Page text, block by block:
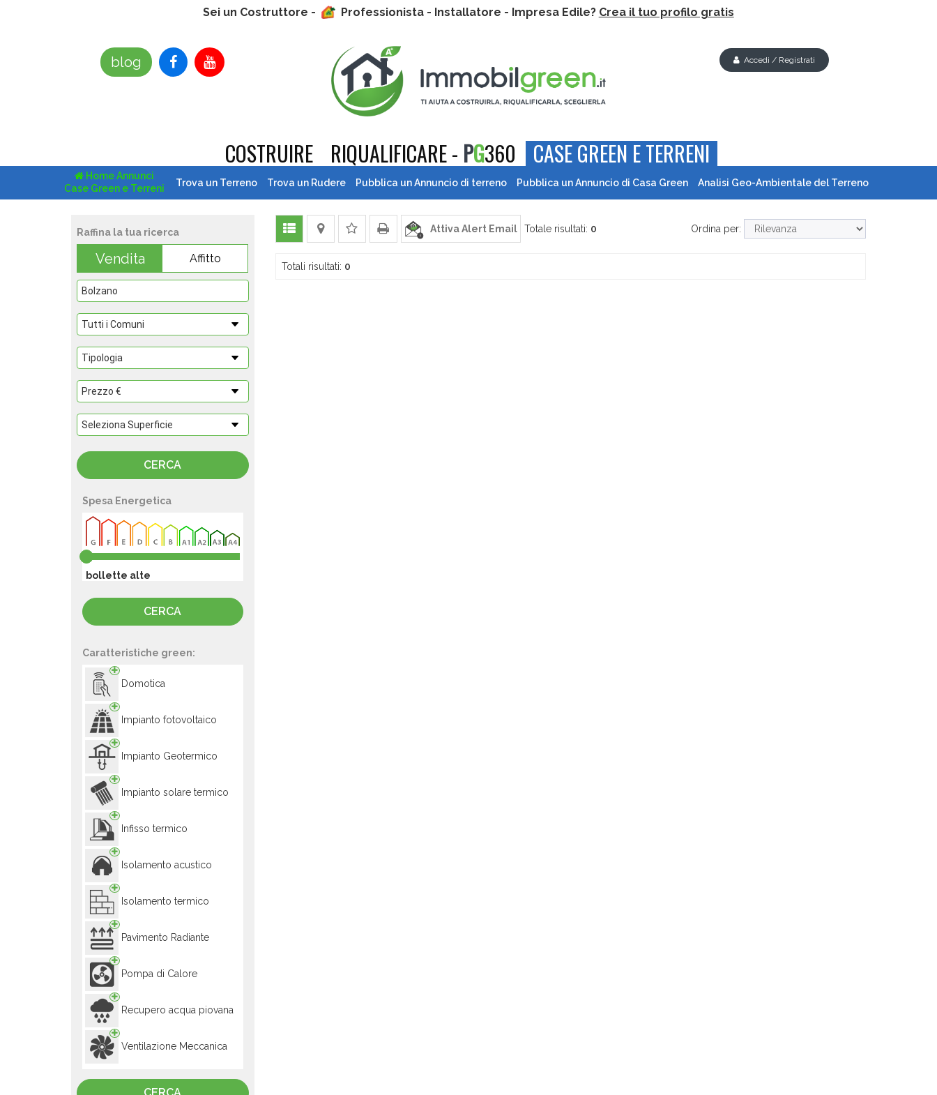
Sei un Costruttore - Professionista - Installatore - Impresa Edile? Crea il tuo profilo gratis
blog Accedi / Registrati
COSTRUIRE RIQUALIFICARE - PG360 CASE GREEN E TERRENI
Home Annunci
Case Green e Terreni
Trova un Terreno Trova un Rudere Pubblica un Annuncio di terreno Pubblica un Annuncio di Casa Green Analisi Geo-Ambientale del Terreno
Raffina la tua ricerca
Vendita Affitto
Spesa Energetica
bollette alte
Caratteristiche green:
Domotica
Impianto fotovoltaico
Impianto Geotermico
Impianto solare termico
Infisso termico
Isolamento acustico
Isolamento termico
Pavimento Radiante
Pompa di Calore
Recupero acqua piovana
Ventilazione Meccanica
Attiva Alert Email Totale risultati: 0 Ordina per:
Totali risultati: 0